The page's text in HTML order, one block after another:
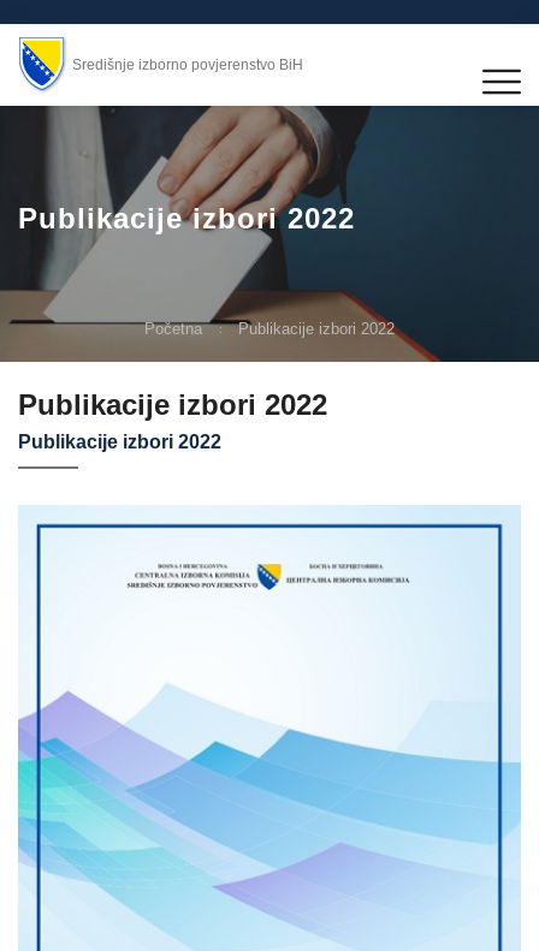
Središnje izborno povjerenstvo BiH
Publikacije izbori 2022
Početna Publikacije izbori 2022
Publikacije izbori 2022
Publikacije izbori 2022